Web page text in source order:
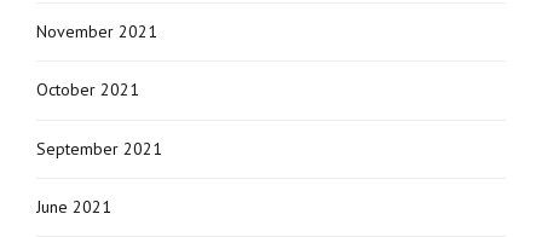
November 2021
October 2021
September 2021
June 2021